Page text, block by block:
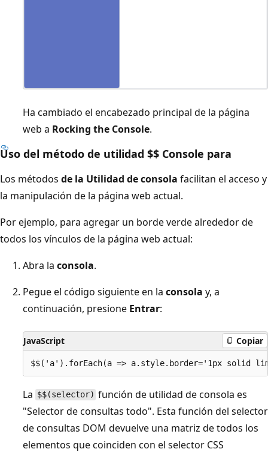
Ha cambiado el encabezado principal de la página
web a Rocking the Console.
Uso del método de utilidad $$ Console para
Los métodos de la Utilidad de consola facilitan el acceso y
la manipulación de la página web actual.
Por ejemplo, para agregar un borde verde alrededor de
todos los vínculos de la página web actual:
Abra la consola.
Pegue el código siguiente en la consola y, a
continuación, presione Entrar:
JavaScript Copiar
La $$(selector) función de utilidad de consola es
"Selector de consultas todo". Esta función del selector
de consultas DOM devuelve una matriz de todos los
elementos que coinciden con el selector CSS